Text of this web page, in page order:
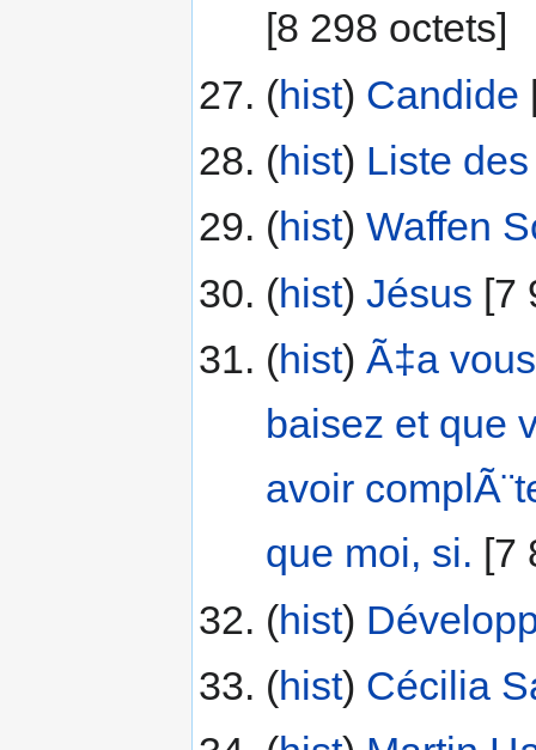
‎[8 298 octets]
(hist) ‎ Candide
(hist) ‎ Liste
(hist) ‎ Waffen
(hist) ‎ Jésus ‎[7
(hist) ‎ Ã‡a
baisez et que
avoir
que moi, si. ‎[7
(hist) ‎
(hist) ‎ Cécilia